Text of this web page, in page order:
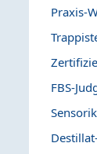
Praxis-
FBS-